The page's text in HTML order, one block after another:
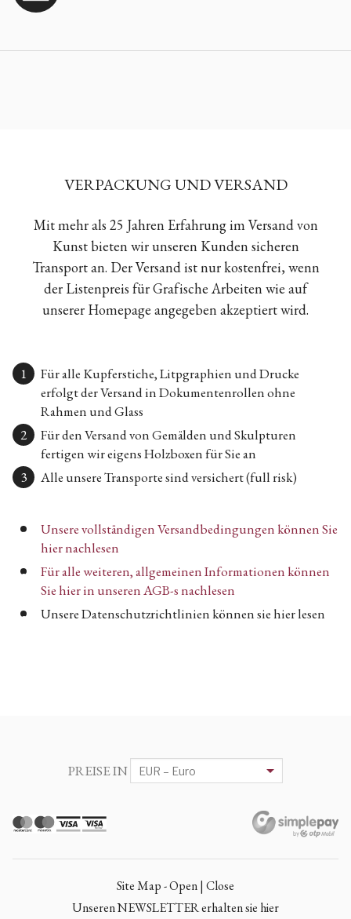
VERPACKUNG UND VERSAND
Mit mehr als 25 Jahren Erfahrung im Versand von
Kunst bieten wir unseren Kunden sicheren
Transport an. Der Versand ist nur kostenfrei, wenn
der Listenpreis für Grafische Arbeiten wie auf
unserer Homepage angegeben akzeptiert wird.
Für alle Kupferstiche, Litpgraphien und Drucke
erfolgt der Versand in Dokumentenrollen ohne
Rahmen und Glass
Für den Versand von Gemälden und Skulpturen
fertigen wir eigens Holzboxen für Sie an
Alle unsere Transporte sind versichert (full risk)
Unsere vollständigen Versandbedingungen können Sie
hier nachlesen
Für alle weiteren, allgemeinen Informationen können
Sie hier in unseren AGB-s nachlesen
Unsere Datenschutzrichtlinien können sie hier lesen
PREISE IN
Site Map - Open | Close
Unseren NEWSLETTER erhalten sie hier